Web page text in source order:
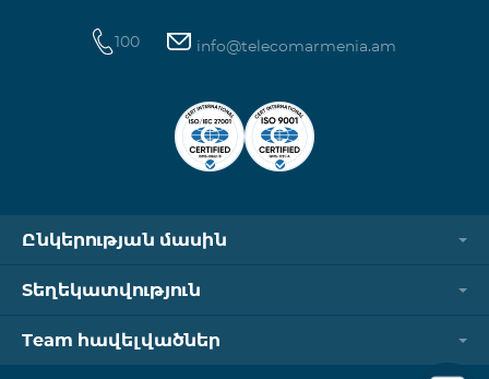
100 info@telecomarmenia.am
Ընկերության մասին
Տեղեկատվություն
Team հավելվածներ